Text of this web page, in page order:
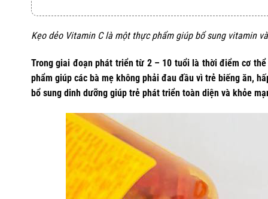
Kẹo dẻo Vitamin C là một thực phẩm giúp bổ sung vitamin
Trong giai đoạn phát triển từ 2 – 10 tuổi là thời điểm cơ
phẩm giúp các bà mẹ không phải đau đầu vì trẻ biếng ăn,
bổ sung dinh dưỡng giúp trẻ phát triển toàn diện và khỏe